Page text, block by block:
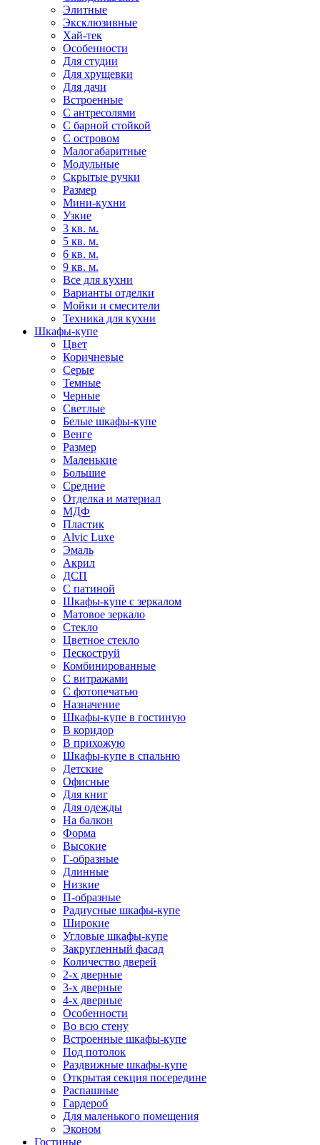
Элитные
Эксклюзивные
Хай-тек
Особенности
Для студии
Для хрущевки
Для дачи
Встроенные
С антресолями
С барной стойкой
С островом
Малогабаритные
Модульные
Скрытые ручки
Размер
Мини-кухни
Узкие
3 кв. м.
5 кв. м.
6 кв. м.
9 кв. м.
Все для кухни
Варианты отделки
Мойки и смесители
Техника для кухни
Шкафы-купе
Цвет
Коричневые
Серые
Темные
Черные
Светлые
Белые шкафы-купе
Венге
Размер
Маленькие
Большие
Средние
Отделка и материал
МДФ
Пластик
Alvic Luxe
Эмаль
Акрил
ДСП
С патиной
Шкафы-купе с зеркалом
Матовое зеркало
Стекло
Цветное стекло
Пескоструй
Комбинированные
С витражами
С фотопечатью
Назначение
Шкафы-купе в гостиную
В коридор
В прихожую
Шкафы-купе в спальню
Детские
Офисные
Для книг
Для одежды
На балкон
Форма
Высокие
Г-образные
Длинные
Низкие
П-образные
Радиусные шкафы-купе
Широкие
Угловые шкафы-купе
Закругленный фасад
Количество дверей
2-х дверные
3-х дверные
4-х дверные
Особенности
Во всю стену
Встроенные шкафы-купе
Под потолок
Раздвижные шкафы-купе
Открытая секция посередине
Распашные
Гардероб
Для маленького помещения
Эконом
Гостиные